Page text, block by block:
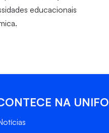
educacionais
NA